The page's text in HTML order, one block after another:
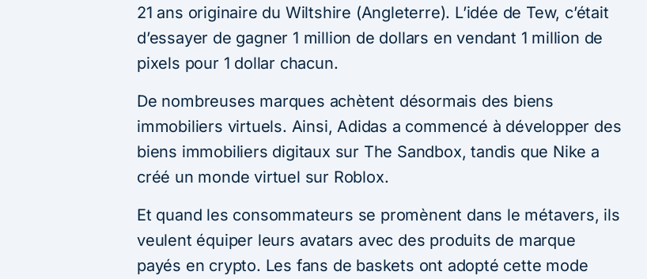
21 ans originaire du Wiltshire (Angleterre). L’idée de Tew, c’était
d’essayer de gagner 1 million de dollars en vendant 1 million de
pixels pour 1 dollar chacun.
De nombreuses marques achètent désormais des biens
immobiliers virtuels. Ainsi, Adidas a commencé à développer des
biens immobiliers digitaux sur The Sandbox, tandis que Nike a
créé un monde virtuel sur Roblox.
Et quand les consommateurs se promènent dans le métavers, ils
veulent équiper leurs avatars avec des produits de marque
payés en crypto. Les fans de baskets ont adopté cette mode